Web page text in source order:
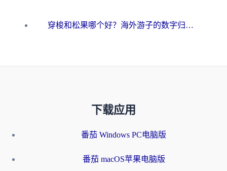
穿梭和松果哪个好？海外游子的数字归乡路，到底该怎么选
下载应用
番茄 Windows PC电脑版
番茄 macOS苹果电脑版